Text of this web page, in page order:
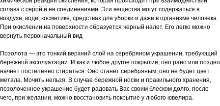
сплава с серой и ее соединениями. Эти вещества могут содержаться в
воздухе, воде, косметике, средствах для уборки и даже в организме человека.
При окислении на поверхности образуется черный налет. Его легко можно
вернуть первоначальный вид
Позолота — это тонкий верхний слой на серебряном украшении, требующий
бережной эксплуатации. И как и любое другое покрытие, оно рано или поздно
начнет постепенно стираться. Оно станет серебряным, оно не будет цвет
метала. Мочить нельзя. В случае бережной носки и правильного хранения,
позолоченное украшение будет радовать Вас своим блеском долго, после
чего, при желании, можно восстановить покрытие у любого ювелира.